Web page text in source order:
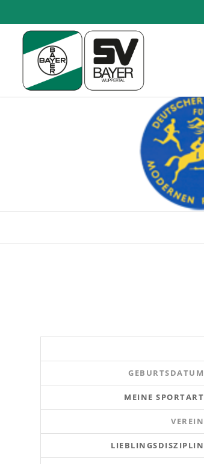
GEBURTSDATUM
MEINE SPORTART
VEREIN
LIEBLINGSDISZIPLIN